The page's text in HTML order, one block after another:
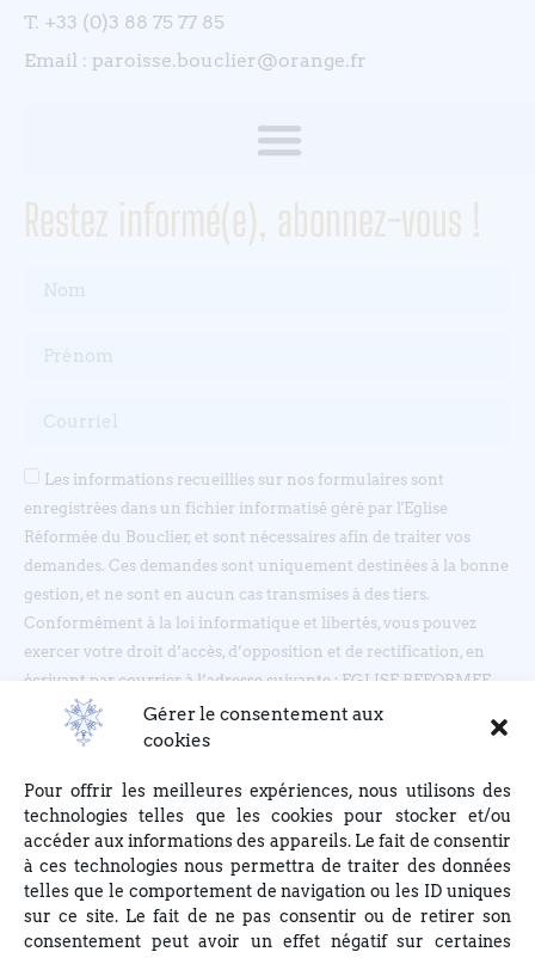
Gérer le consentement aux
cookies
Pour offrir les meilleures expériences, nous utilisons des
technologies telles que les cookies pour stocker et/ou
accéder aux informations des appareils. Le fait de consentir
à ces technologies nous permettra de traiter des données
telles que le comportement de navigation ou les ID uniques
sur ce site. Le fait de ne pas consentir ou de retirer son
consentement peut avoir un effet négatif sur certaines
T. +33 (0)3 88 75 77 85
Email : paroisse.bouclier@orange.fr
Restez informé(e), abonnez-vous !
Les informations recueillies sur nos formulaires sont
enregistrées dans un fichier informatisé géré par l'Eglise
Réformée du Bouclier, et sont nécessaires afin de traiter vos
demandes. Ces demandes sont uniquement destinées à la bonne
gestion, et ne sont en aucun cas transmises à des tiers.
Conformément à la loi informatique et libertés, vous pouvez
exercer votre droit d’accès, d’opposition et de rectification, en
écrivant par courrier à l’adresse suivante : EGLISE REFORMEE
DU BOUCLIER, 4 rue du Bouclier, 67000 STRASBOURG ou en
écrivant à eglise(at)lebouclier.fr
Je m'abonne